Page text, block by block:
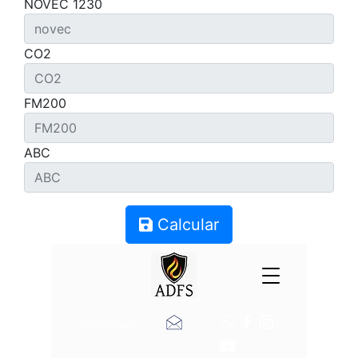
NOVEC 1230
CO2
FM200
ABC
Calcular